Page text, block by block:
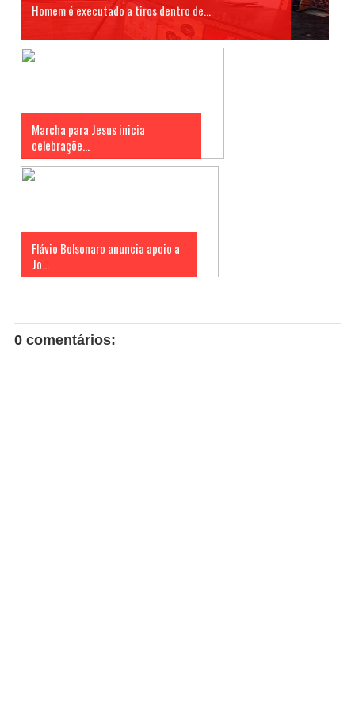
Homem é executado a tiros dentro de...
Marcha para Jesus inicia
celebraçõe...
Flávio Bolsonaro anuncia apoio a
Jo...
0 comentários: